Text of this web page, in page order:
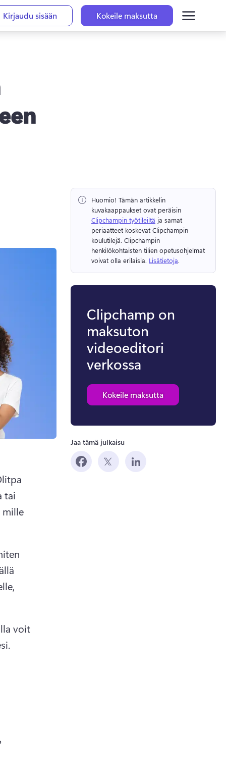
Kirjaudu sisään Kokeile maksutta
tai
mille
voit
Huomio! Tämän artikkelin
Clipchampin työtileiltä ja samat
periaatteet koskevat Clipchampin
koulutilejä. Clipchampin
henkilökohtaisten tilien opetusohjelmat
voivat olla erilaisia. Lisätietoja.
Clipchamp on
maksuton
videoeditori
verkossa
Kokeile maksutta
Jaa tämä julkaisu